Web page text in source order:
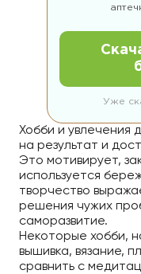
Уже
Хобби и увлечения
на результат и
Это мотивирует,
используется
творчество
решения чужих
саморазвитие.
Некоторые хобби,
вышивка, вязание,
сравнить с